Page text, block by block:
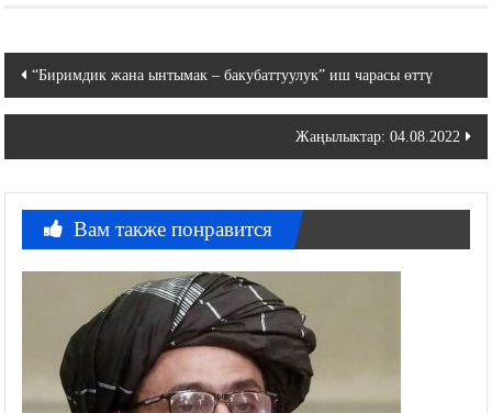
Навигация
по
“Биримдик жана ынтымак – бакубаттуулук” иш чарасы өттү
Жаңылыктар: 04.08.2022
Вам также понравится